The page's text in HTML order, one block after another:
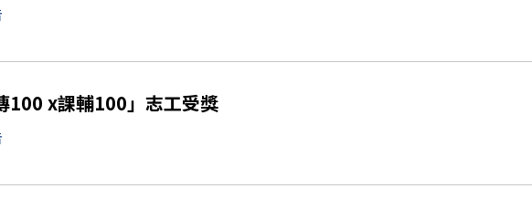
100 x課輔100」志工受獎